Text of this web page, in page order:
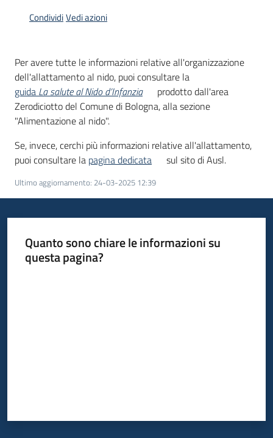
CondividiVedi azioni
Per avere tutte le informazioni relative all'organizzazione
dell'allattamento al nido, puoi consultare la
guida La salute al Nido d’Infanzia
prodotto dall'area
Zerodiciotto del Comune di Bologna, alla sezione
"Alimentazione al nido".
Se, invece, cerchi più informazioni relative all'allattamento,
puoi consultare la pagina dedicata sul sito di Ausl.
Ultimo aggiornamento: 24-03-2025 12:39
Quanto sono chiare le informazioni su
questa pagina?